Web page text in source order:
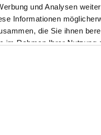
und Analysen
Informationen
die Sie ihnen
im Rahmen Ihrer Nutzung